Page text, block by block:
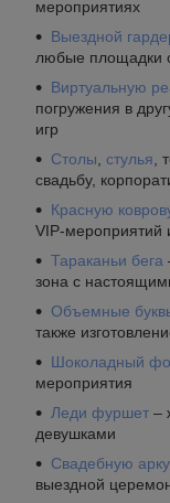
мероприятиях
Выездной
любые площадки
Виртуальную
погружения в
игр
Столы стулья ,
свадьбу,
Красную
VIP-мероприятий
Тараканьи бега
зона с
Объемные
также
Шоколадный
мероприятия
Леди фуршет –
девушками
Свадебную арку
выездной